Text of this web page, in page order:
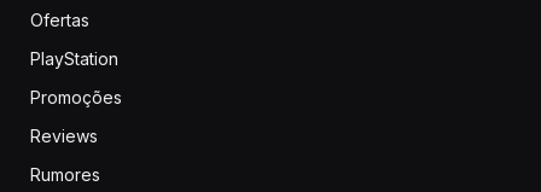
Ofertas
PlayStation
Promoções
Reviews
Rumores